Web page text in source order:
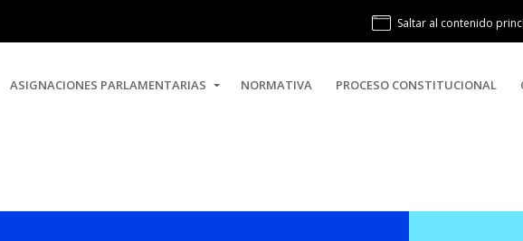
Saltar al contenido
ASIGNACIONES PARLAMENTARIAS NORMATIVA PROCESO CONSTITUCIONAL